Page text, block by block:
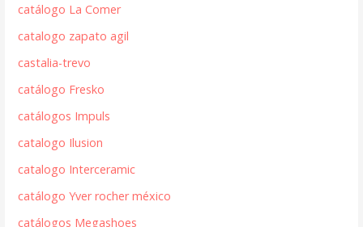
catálogo La Comer
catalogo zapato agil
castalia-trevo
catálogo Fresko
catálogos Impuls
catalogo Ilusion
catalogo Interceramic
catálogo Yver rocher méxico
catálogos Megashoes